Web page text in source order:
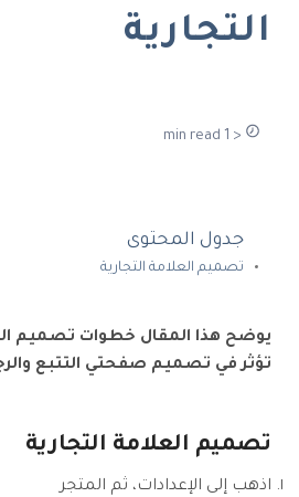
التجارية
< 1 min read
جدول المحتوى
تصميم العلامة التجارية
يوضح هذا المقال خطوات تصميم
تؤثر في تصميم صفحتي التتبع
تصميم العلامة التجارية
اذهب إلى الإعدادات، ثم المتجر